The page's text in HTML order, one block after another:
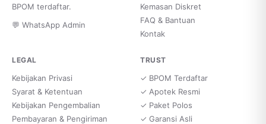
BPOM terdaftar.
💬 WhatsApp Admin
Kemasan Diskret
FAQ & Bantuan
Kontak
LEGAL
Kebijakan Privasi
Syarat & Ketentuan
Kebijakan Pengembalian
Pembayaran & Pengiriman
TRUST
✓ BPOM Terdaftar
✓ Apotek Resmi
✓ Paket Polos
✓ Garansi Asli